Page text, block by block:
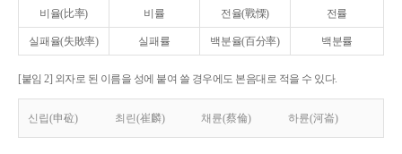
비율(比率) 비률 전율(戰慄) 전률
실패율(失敗率) 실패률 백분율(百分率) 백분률
[붙임 2] 외자로 된 이름을 성에 붙여 쓸 경우에도 본음대로 적을 수 있다.
신립(申砬) 최린(崔麟) 채륜(蔡倫) 하륜(河崙)